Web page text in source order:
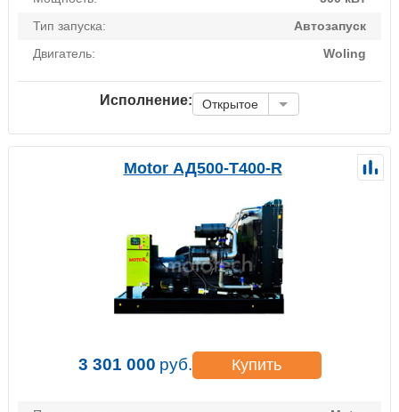
Тип запуска:
Автозапуск
Двигатель:
Woling
Исполнение: Открытое
Motor АД500-Т400-R
3 301 000 руб. Купить